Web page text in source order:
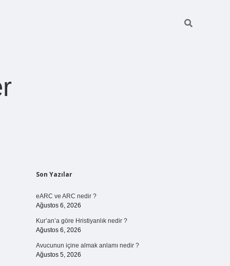
Sidebar
Son Yazılar
eARC ve ARC nedir ?
Ağustos 6, 2026
Kur’an’a göre Hristiyanlık nedir ?
Ağustos 6, 2026
Avucunun içine almak anlamı nedir ?
Ağustos 5, 2026